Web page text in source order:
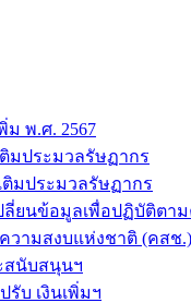
พ.ศ. 2567
มประมวลรัษฏากร
มประมวลรัษฏากร
ยนข้อมูลเพื่อปฏิบัติตาม
วามสงบแห่งชาติ (คสช.)
สนับสนุนฯ
บ เงินเพิ่มฯ